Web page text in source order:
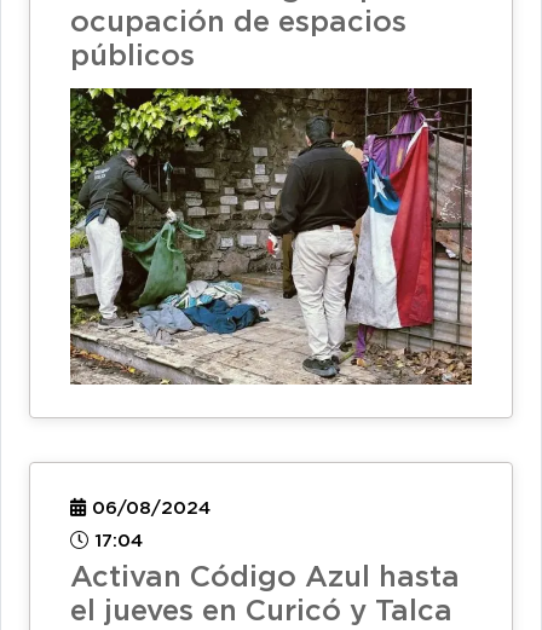
ocupación de espacios
públicos
06/08/2024
17:04
Activan Código Azul hasta
el jueves en Curicó y Talca